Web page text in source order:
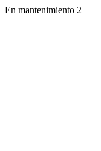
En mantenimiento 2